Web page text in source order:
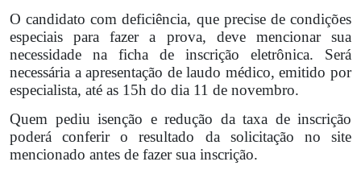
O candidato com deficiência, que precise de condições
especiais para fazer a prova, deve mencionar sua
necessidade na ficha de inscrição eletrônica. Será
necessária a apresentação de laudo médico, emitido por
especialista, até as 15h do dia 11 de novembro.
Quem pediu isenção e redução da taxa de inscrição
poderá conferir o resultado da solicitação no site
mencionado antes de fazer sua inscrição.